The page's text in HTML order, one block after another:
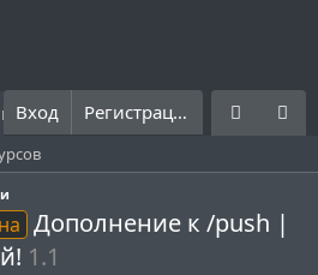
Что нового? Правила
Вход Регистрация
Дополнение к /push |
1.1